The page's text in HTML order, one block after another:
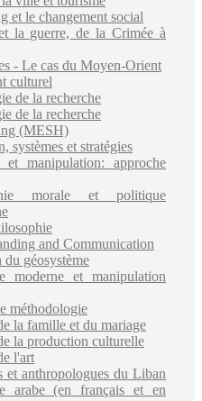
et le changement social
la guerre, de la Crimée à
- Le cas du Moyen-Orient
culturel
de la recherche
de la recherche
(MESH)
systèmes et stratégies
et manipulation: approche
morale et politique
and Communication
du géosystème
moderne et manipulation
méthodologie
la famille et du mariage
la production culturelle
l'art
et anthropologues du Liban
arabe (en français et en